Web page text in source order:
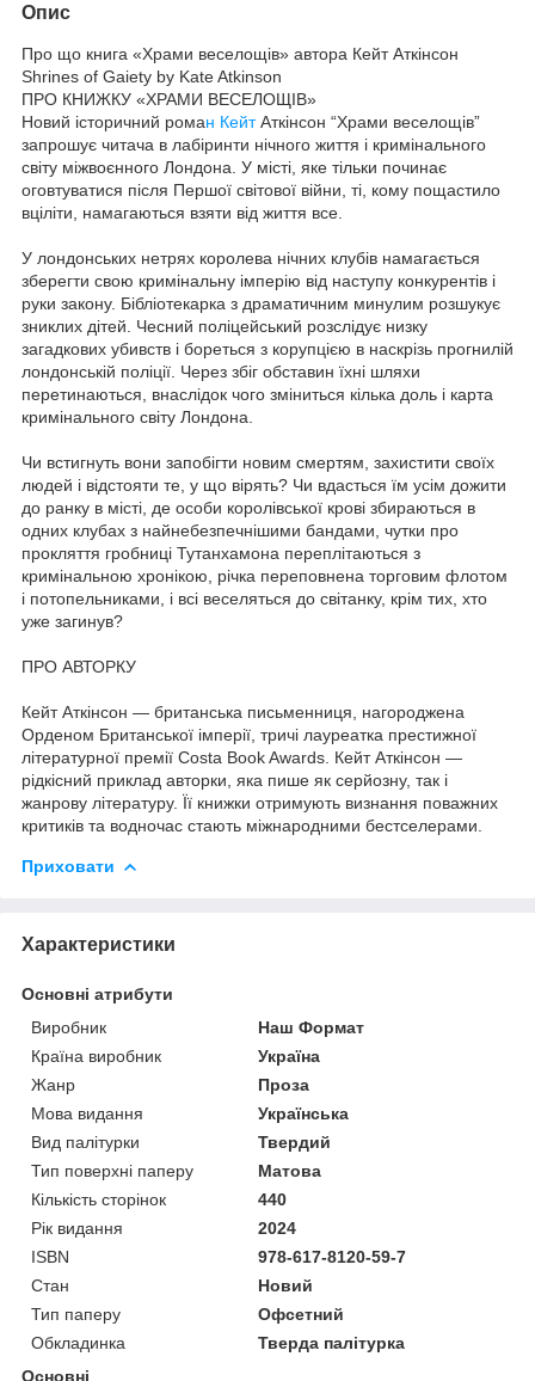
Опис
Про що книга «Храми веселощів» автора Кейт Аткінсон
Shrines of Gaiety by Kate Atkinson
ПРО КНИЖКУ «ХРАМИ ВЕСЕЛОЩІВ»
Новий історичний роман КейтАткінсон “Храми веселощів”
запрошує читача в лабіринти нічного життя і кримінального
світу міжвоєнного Лондона. У місті, яке тільки починає
оговтуватися після Першої світової війни, ті, кому пощастило
вціліти, намагаються взяти від життя все.
У лондонських нетрях королева нічних клубів намагається
зберегти свою кримінальну імперію від наступу конкурентів і
руки закону. Бібліотекарка з драматичним минулим розшукує
зниклих дітей. Чесний поліцейський розслідує низку
загадкових убивств і бореться з корупцією в наскрізь прогнилій
лондонській поліції. Через збіг обставин їхні шляхи
перетинаються, внаслідок чого зміниться кілька доль і карта
кримінального світу Лондона.
Чи встигнуть вони запобігти новим смертям, захистити своїх
людей і відстояти те, у що вірять? Чи вдасться їм усім дожити
до ранку в місті, де особи королівської крові збираються в
одних клубах з найнебезпечнішими бандами, чутки про
прокляття гробниці Тутанхамона переплітаються з
кримінальною хронікою, річка переповнена торговим флотом
і потопельниками, і всі веселяться до світанку, крім тих, хто
уже загинув?
ПРО АВТОРКУ
Кейт Аткінсон — британська письменниця, нагороджена
Орденом Британської імперії, тричі лауреатка престижної
літературної премії Costa Book Awards. Кейт Аткінсон —
рідкісний приклад авторки, яка пише як серйозну, так і
жанрову літературу. Її книжки отримують визнання поважних
критиків та водночас стають міжнародними бестселерами.
Приховати
Характеристики
Основні атрибути
Виробник
Наш Формат
Країна виробник
Україна
Жанр
Проза
Мова видання
Українська
Вид палітурки
Твердий
Тип поверхні паперу
Матова
Кількість сторінок
440
Рік видання
2024
ISBN
978-617-8120-59-7
Стан
Новий
Тип паперу
Офсетний
Обкладинка
Тверда палітурка
Основні